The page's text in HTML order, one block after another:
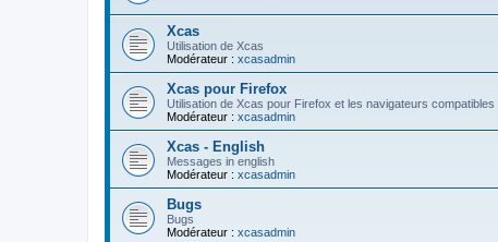
Xcas
Utilisation de Xcas
Modérateur : xcasadmin
Xcas pour Firefox
Utilisation de Xcas pour Firefox et les navigateurs compatibles
Modérateur : xcasadmin
Xcas - English
Messages in english
Modérateur : xcasadmin
Bugs
Bugs
Modérateur : xcasadmin